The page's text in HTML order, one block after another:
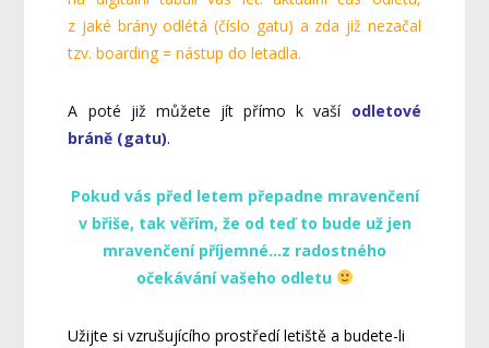
z jaké brány odlétá (číslo gatu) a zda již nezačal
tzv. boarding = nástup do letadla.
A poté již můžete jít přímo k vaší odletové
bráně (gatu).
Pokud vás před letem přepadne mravenčení
v břiše, tak věřím, že od teď to bude už jen
mravenčení příjemné…z radostného
očekávání vašeho odletu
Užijte si vzrušujícího prostředí letiště a budete-li